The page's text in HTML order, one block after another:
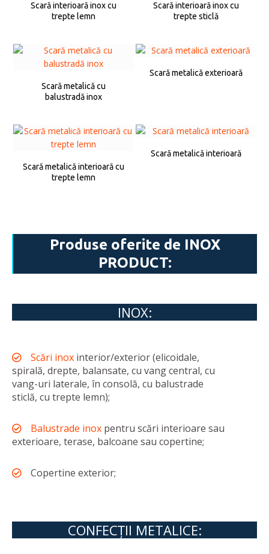
Scară interioară inox cu
trepte lemn
Scară interioară inox cu
trepte sticlă
Scară metalică cu
balustradă inox
Scară metalică exterioară
Scară metalică interioară cu
trepte lemn
Scară metalică interioară
Produse oferite de INOX
PRODUCT:
INOX:
Scări inox interior/exterior (elicoidale,
spirală, drepte, balansate, cu vang central, cu
vang-uri laterale, în consolă, cu balustrade
sticlă, cu trepte lemn);
Balustrade inox pentru scări interioare sau
exterioare, terase, balcoane sau copertine;
Copertine exterior;
CONFECŢII METALICE: